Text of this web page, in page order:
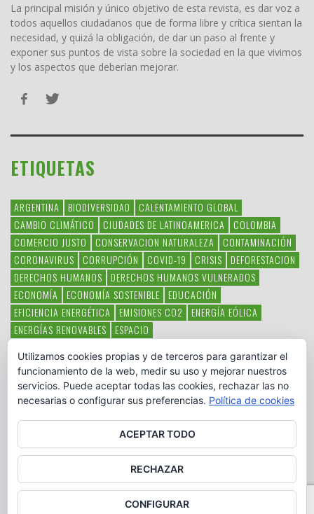
La principal misión y único objetivo de esta revista, es dar voz a
todos aquellos ciudadanos que de forma libre y crítica sientan la
necesidad, y quizá la obligación, de dar un paso al frente y
exponer sus puntos de vista sobre la sociedad en la que vivimos
y los aspectos que deberían mejorar.
ETIQUETAS
ARGENTINA BIODIVERSIDAD
CALENTAMIENTO GLOBAL
CAMBIO CLIMÁTICO
CIUDADES DE LATINOAMERICA
COLOMBIA
COMERCIO JUSTO
CONSERVACION NATURALEZA
CONTAMINACIÓN
CORONAVIRUS
CORRUPCIÓN COVID-19 CRISIS
DEFORESTACION
DERECHOS HUMANOS
DERECHOS HUMANOS VULNERADOS
ECONOMÍA
ECONOMÍA SOSTENIBLE
EDUCACIÓN
EFICIENCIA ENERGÉTICA
EMISIONES CO2
ENERGÍA EÓLICA
ENERGÍAS RENOVABLES
ESPACIO
HAMBRE LATINOAMÉRICA MEDIO AMBIENTE
MÉXICO
OBJETIVOS DEL MILENIO
ONGS PAZ POBREZA POESÍA
POLITICA
PUEBLOS INDÍGENAS RSC RSE
SOBERANÍA ALIMENTARIA
SOLIDARIDAD SOSTENIBILIDAD TECNOLOGÍA VERTIDO PETROLEO
Utilizamos cookies propias y de terceros para garantizar el
funcionamiento de la web, medir su uso y mejorar nuestros
servicios. Puede aceptar todas las cookies, rechazar las no
necesarias o configurar sus preferencias. Política de cookies
ACEPTAR TODO
RECHAZAR
CONFIGURAR